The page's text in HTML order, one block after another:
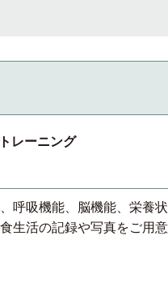
レーニング
吸機能、脳機能、栄養
活の記録や写真をご⽤